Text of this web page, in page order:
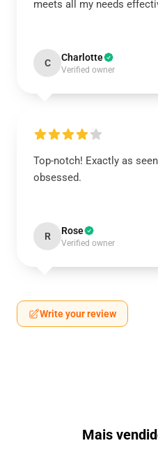
meets all my needs
C Charlotte
Verified owner
Top-notch! Exactly as
obsessed.
R Rose
Verified owner
Write your review
Mais